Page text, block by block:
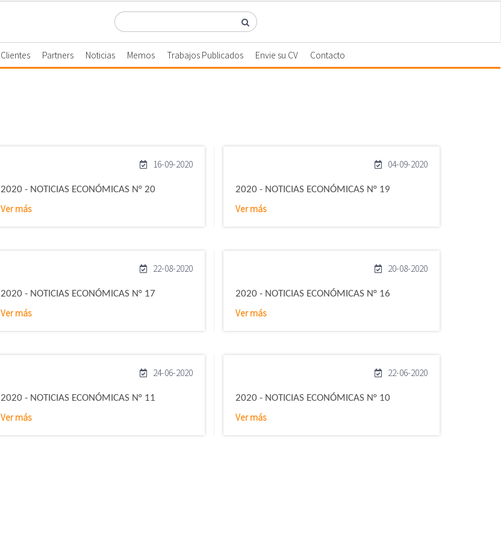
Clientes Partners Noticias Memos Trabajos Publicados Envie su CV Contacto
16-09-2020
2020 - NOTICIAS ECONÓMICAS N° 20
Ver más
04-09-2020
2020 - NOTICIAS ECONÓMICAS N° 19
Ver más
22-08-2020
2020 - NOTICIAS ECONÓMICAS N° 17
Ver más
20-08-2020
2020 - NOTICIAS ECONÓMICAS N° 16
Ver más
24-06-2020
2020 - NOTICIAS ECONÓMICAS N° 11
Ver más
22-06-2020
2020 - NOTICIAS ECONÓMICAS N° 10
Ver más